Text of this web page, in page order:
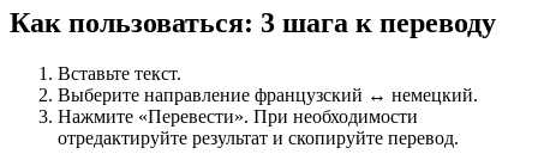
Как пользоваться: 3 шага к переводу
Вставьте текст.
Выберите направление французский ↔ немецкий.
Нажмите «Перевести». При необходимости
отредактируйте результат и скопируйте перевод.